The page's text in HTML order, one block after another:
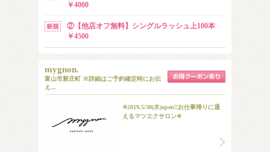
￥4000
②【他店オフ無料】シングルラッシュ上100本
￥4500
mygnon.
富山市新庄町 ※詳細はご予約確定時にお伝
え...
✳︎2019.5/30(木)open!!お仕事帰りに通
えるマツエクサロン✳︎